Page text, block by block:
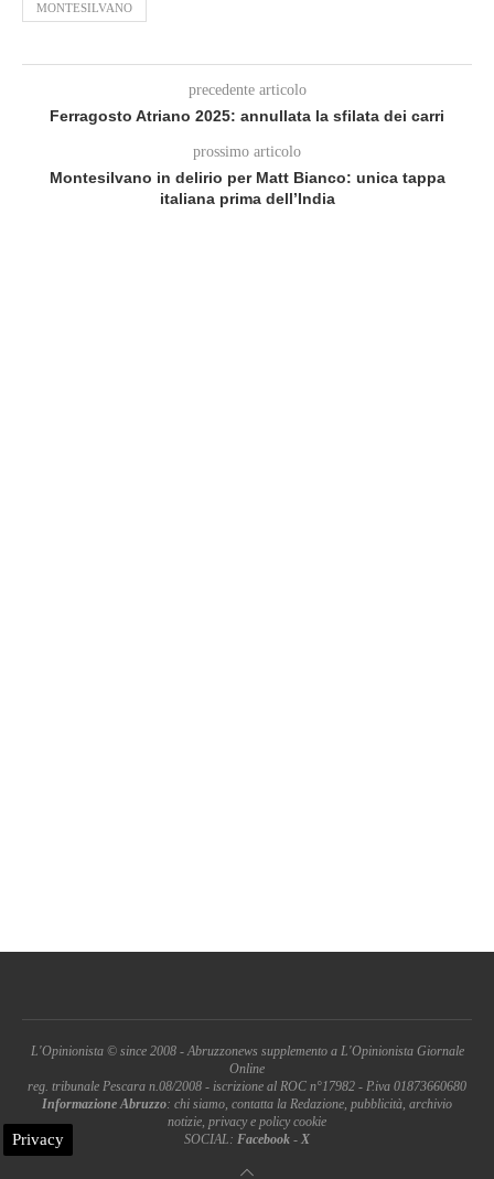
MONTESILVANO
precedente articolo
Ferragosto Atriano 2025: annullata la sfilata dei carri
prossimo articolo
Montesilvano in delirio per Matt Bianco: unica tappa
italiana prima dell’India
L'Opinionista © since 2008 - Abruzzonews supplemento a L'Opinionista Giornale
Online
reg. tribunale Pescara n.08/2008 - iscrizione al ROC n°17982 - P.iva 01873660680
Informazione Abruzzo: chi siamo, contatta la Redazione, pubblicità, archivio
notizie, privacy e policy cookie
SOCIAL: Facebook - X
Privacy